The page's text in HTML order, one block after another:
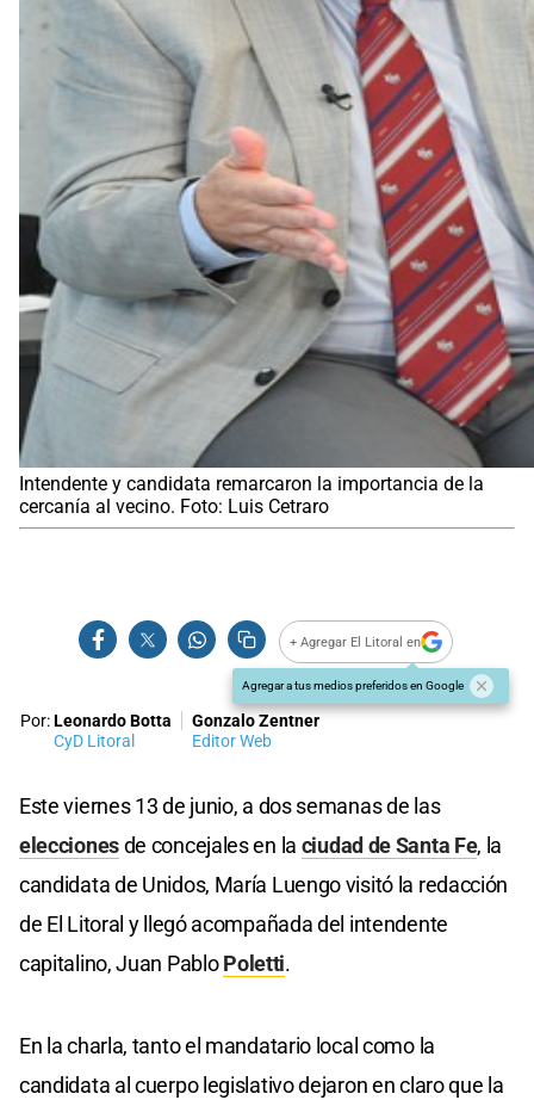
Intendente y candidata remarcaron la importancia de la
cercanía al vecino. Foto: Luis Cetraro
+ Agregar El Litoral en
Agregar a tus medios preferidos en Google
Por:Leonardo Botta
CyD Litoral
Gonzalo Zentner
Editor Web
Este viernes 13 de junio, a dos semanas de las
eleccionesde concejales en la ciudad de Santa Fe, la
candidata de Unidos, María Luengo visitó la redacción
de El Litoral y llegó acompañada del intendente
capitalino, Juan PabloPoletti.
En la charla, tanto el mandatario local como la
candidata al cuerpo legislativo dejaron en claro que la